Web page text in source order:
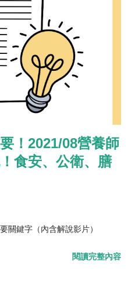
！2021/08營養師
食安、公衛、膳
關鍵字（內含解說影片）
閱讀完整內容